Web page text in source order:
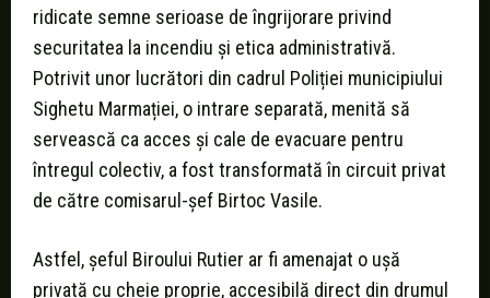
ridicate semne serioase de îngrijorare privind
securitatea la incendiu și etica administrativă.
Potrivit unor lucrători din cadrul Poliției municipiului
Sighetu Marmației, o intrare separată, menită să
servească ca acces și cale de evacuare pentru
întregul colectiv, a fost transformată în circuit privat
de către comisarul-șef Birtoc Vasile.
Astfel, șeful Biroului Rutier ar fi amenajat o ușă
privată cu cheie proprie, accesibilă direct din drumul